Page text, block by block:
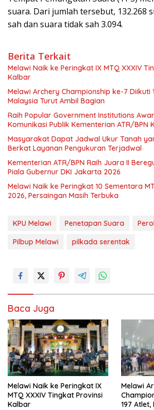
suara. Dari jumlah tersebut, 132.268
sah dan suara tidak sah 3.094.
Berita Terkait
Melawi Naik ke Peringkat IX MTQ XXXIV
Kalbar
Melawi Archery Championship ke-7 Diikuti
Malaysia Turut Ambil Bagian
Raih Popular Government Institutions
Komunikasi Publik Kementerian ATR/BPN
Masyarakat Dapat Jadwal Ukur Tanah
Berkat Layanan Pengukuran Terjadwal
Kementerian ATR/BPN Raih Juara II
Piala Gubernur DKI Jakarta 2026
Melawi Naik ke Peringkat 10 Sementara
2026, Persaingan Masih Terbuka
KPU Melawi Penetapan Suara
Pilbup Melawi
pilkada serentak
Baca Juga
Melawi Naik ke Peringkat IX
MTQ XXXIV Tingkat Provinsi
Kalbar
Melawi
197